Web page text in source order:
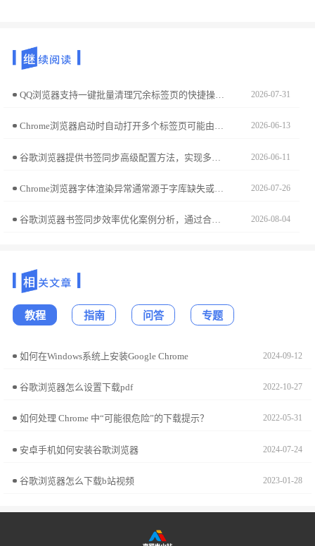
QQ浏览器支持一键批量清理冗余标签页的快捷操作。当标签页过多导致手机卡顿时，利用此实用技巧，即可瞬间释放系统内存并整理浏览窗口，让您的操作界面恢复整洁与顺畅。 2026-07-31
Chrome浏览器启动时自动打开多个标签页可能由设置或扩展引起，用户可在启动设置中选择“打开特定页面”或“新标签页”，并禁用异常扩展解决该问题。 2026-06-13
2026-06-11
2026-07-26
谷歌浏览器书签同步效率优化案例分析，通过合理设置同步策略，实现多设备书签管理便捷，提升浏览器使用效率。 2026-08-04
教程 指南 问答 专题
如何在Windows系统上安装Google Chrome 2024-09-12
谷歌浏览器怎么设置下载pdf 2022-10-27
如何处理 Chrome 中“可能很危险”的下载提示？ 2022-05-31
安卓手机如何安装谷歌浏览器 2024-07-24
谷歌浏览器怎么下载b站视频 2023-01-28